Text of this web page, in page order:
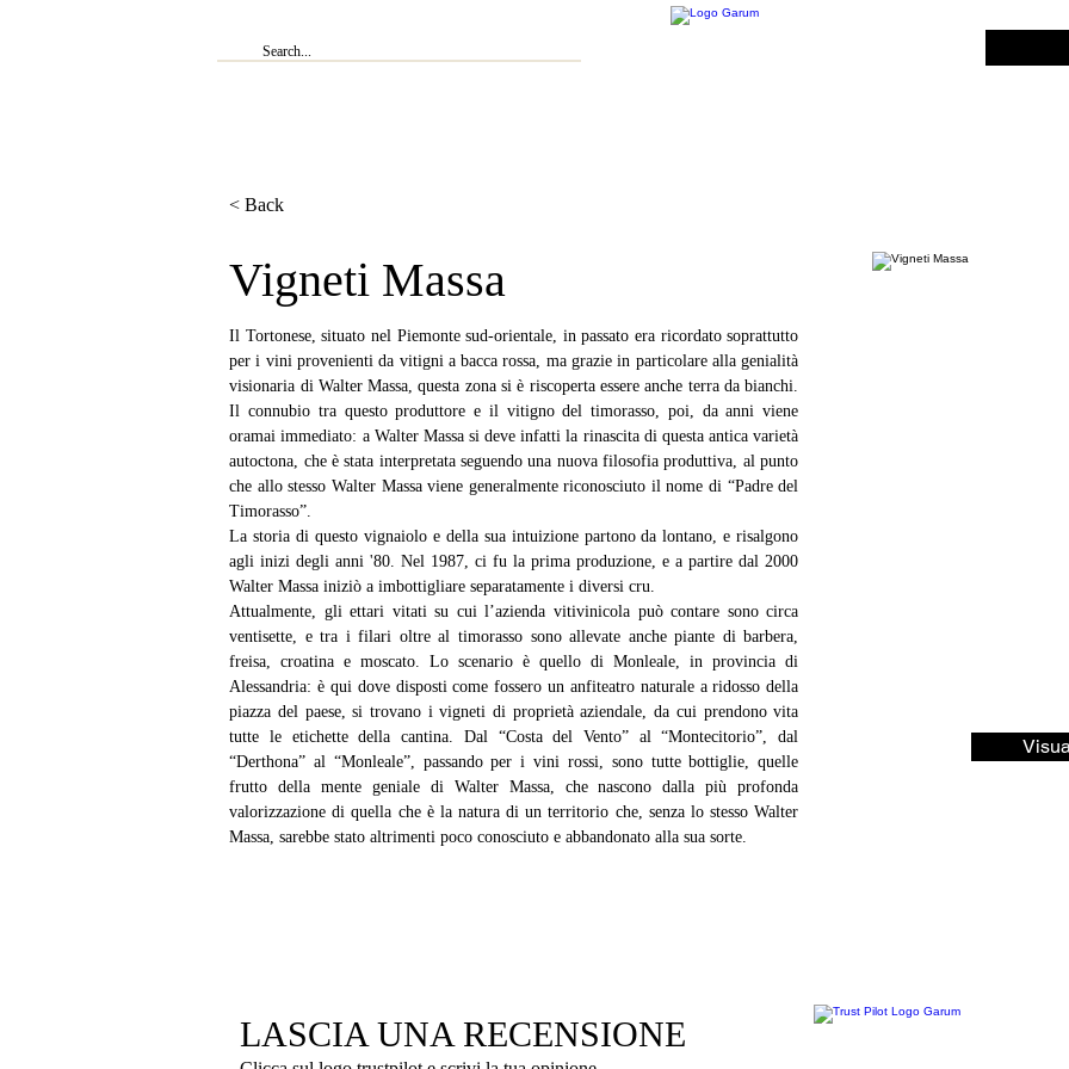
< Back
Vigneti Massa
Il Tortonese, situato nel Piemonte sud-orientale, in passato era ricordato soprattutto
per i vini provenienti da vitigni a bacca rossa, ma grazie in particolare alla genialità
visionaria di Walter Massa, questa zona si è riscoperta essere anche terra da bianchi.
Il connubio tra questo produttore e il vitigno del timorasso, poi, da anni viene
oramai immediato: a Walter Massa si deve infatti la rinascita di questa antica varietà
autoctona, che è stata interpretata seguendo una nuova filosofia produttiva, al punto
che allo stesso Walter Massa viene generalmente riconosciuto il nome di “Padre del
Timorasso”.
La storia di questo vignaiolo e della sua intuizione partono da lontano, e risalgono
agli inizi degli anni '80. Nel 1987, ci fu la prima produzione, e a partire dal 2000
Walter Massa iniziò a imbottigliare separatamente i diversi cru.
Attualmente, gli ettari vitati su cui l’azienda vitivinicola può contare sono circa
ventisette, e tra i filari oltre al timorasso sono allevate anche piante di barbera,
freisa, croatina e moscato. Lo scenario è quello di Monleale, in provincia di
Alessandria: è qui dove disposti come fossero un anfiteatro naturale a ridosso della
piazza del paese, si trovano i vigneti di proprietà aziendale, da cui prendono vita
tutte le etichette della cantina. Dal “Costa del Vento” al “Montecitorio”, dal
“Derthona” al “Monleale”, passando per i vini rossi, sono tutte bottiglie, quelle
frutto della mente geniale di Walter Massa, che nascono dalla più profonda
valorizzazione di quella che è la natura di un territorio che, senza lo stesso Walter
Massa, sarebbe stato altrimenti poco conosciuto e abbandonato alla sua sorte.
LASCIA UNA RECENSIONE